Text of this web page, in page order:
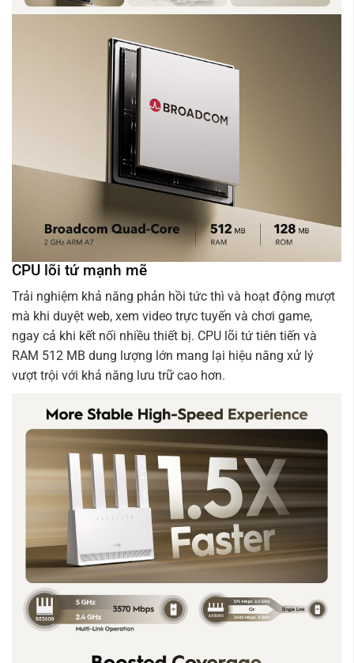
CPU lõi tứ mạnh mẽ
Trải nghiệm khả năng phản hồi tức thì và hoạt động mượt
mà khi duyệt web, xem video trực tuyến và chơi game,
ngay cả khi kết nối nhiều thiết bị. CPU lõi tứ tiên tiến và
RAM 512 MB dung lượng lớn mang lại hiệu năng xử lý
vượt trội với khả năng lưu trữ cao hơn.